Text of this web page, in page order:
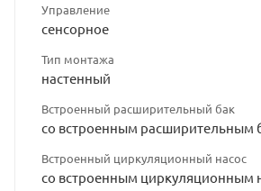
Управление
сенсорное
Тип монтажа
настенный
Встроенный расширительный бак
со встроенным расширительным
Встроенный циркуляционный насос
со встроенным циркуляционным